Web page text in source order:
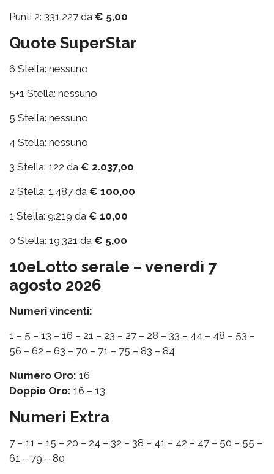
Punti 2: 331.227 da € 5,00
Quote SuperStar
6 Stella: nessuno
5+1 Stella: nessuno
5 Stella: nessuno
4 Stella: nessuno
3 Stella: 122 da € 2.037,00
2 Stella: 1.487 da € 100,00
1 Stella: 9.219 da € 10,00
0 Stella: 19.321 da € 5,00
10eLotto serale – venerdì 7
agosto 2026
Numeri vincenti:
1 – 5 – 13 – 16 – 21 – 23 – 27 – 28 – 33 – 44 – 48 – 53 –
56 – 62 – 63 – 70 – 71 – 75 – 83 – 84
Numero Oro: 16
Doppio Oro: 16 – 13
Numeri Extra
7 – 11 – 15 – 20 – 24 – 32 – 38 – 41 – 42 – 47 – 50 – 55 –
61 – 79 – 80